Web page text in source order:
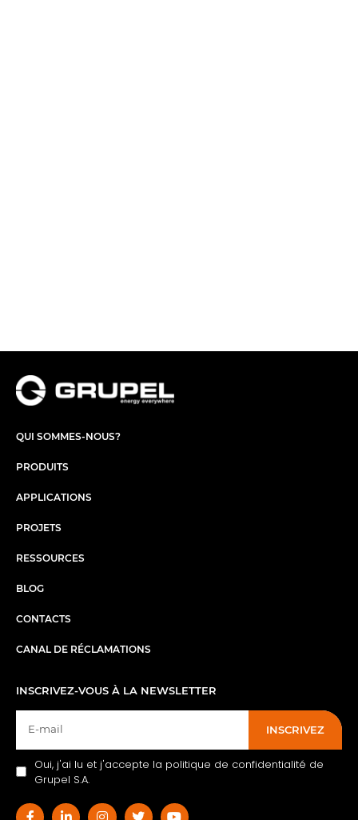
QUI SOMMES-NOUS?
PRODUITS
APPLICATIONS
PROJETS
RESSOURCES
BLOG
CONTACTS
CANAL DE RÉCLAMATIONS
INSCRIVEZ-VOUS À LA NEWSLETTER
INSCRIVEZ
Oui, j'ai lu et j'accepte la politique de confidentialité de
Grupel S.A.